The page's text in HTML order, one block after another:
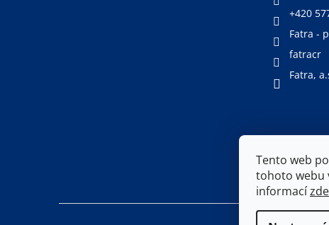
Tento web
tohoto webu
informacízde
+420
Fatra -
fatracr
Fatra,